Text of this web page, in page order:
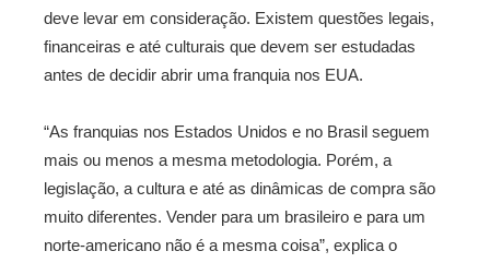
deve levar em consideração. Existem questões legais,
financeiras e até culturais que devem ser estudadas
antes de decidir abrir uma franquia nos EUA.
“As franquias nos Estados Unidos e no Brasil seguem
mais ou menos a mesma metodologia. Porém, a
legislação, a cultura e até as dinâmicas de compra são
muito diferentes. Vender para um brasileiro e para um
norte-americano não é a mesma coisa”, explica o